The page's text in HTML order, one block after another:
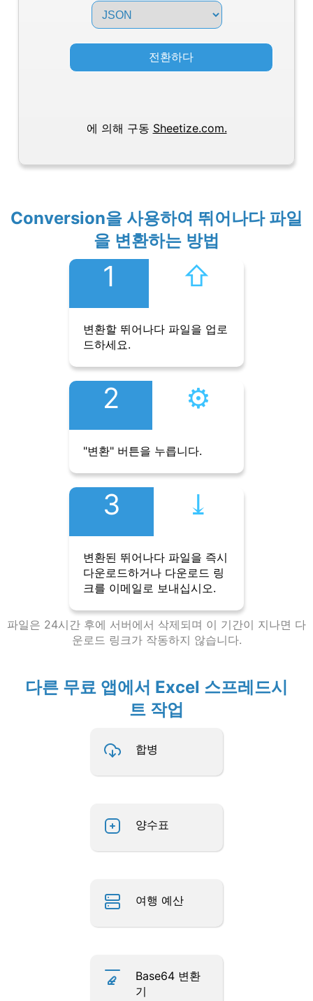
전환하다
에 의해 구동 Sheetize.com.
Conversion을 사용하여 뛰어나다 파일
을 변환하는 방법
1 ⇧︎
변환할 뛰어나다 파일을 업로
드하세요.
2 ⚙︎
"변환" 버튼을 누릅니다.
3 ⤓︎
변환된 뛰어나다 파일을 즉시
다운로드하거나 다운로드 링
크를 이메일로 보내십시오.
파일은 24시간 후에 서버에서 삭제되며 이 기간이 지나면 다
운로드 링크가 작동하지 않습니다.
다른 무료 앱에서 Excel 스프레드시
트 작업
합병
양수표
여행 예산
Base64 변환
기